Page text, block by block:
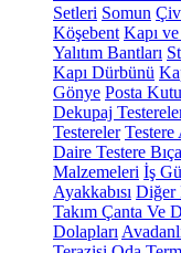
Setleri Somun
Köşebent Kapı
Yalıtım Bantları
Kapı Dürbünü
Gönye Posta
Dekupaj
Testereler Testere
Daire Testere
Malzemeleri İş
Ayakkabısı Diğer
Takım Çanta Ve
Dolapları